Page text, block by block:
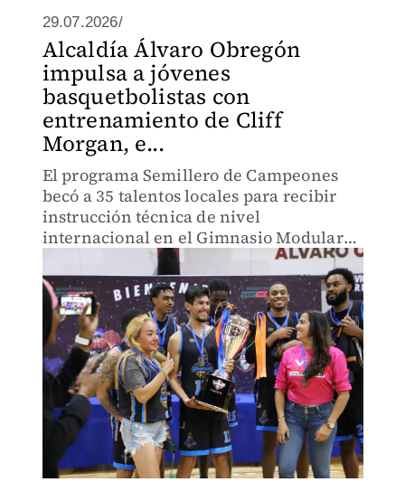
29.07.2026/
Alcaldía Álvaro Obregón
impulsa a jóvenes
basquetbolistas con
entrenamiento de Cliff
Morgan, e...
El programa Semillero de Campeones
becó a 35 talentos locales para recibir
instrucción técnica de nivel
internacional en el Gimnasio Modular